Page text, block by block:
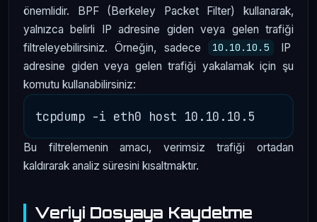
önemlidir. BPF (Berkeley Packet Filter) kullanarak,
yalnızca belirli IP adresine giden veya gelen trafiği
filtreleyebilirsiniz. Örneğin, sadece
10.10.10.5
IP
adresine giden veya gelen trafiği yakalamak için şu
komutu kullanabilirsiniz:
Bu filtrelemenin amacı, verimsiz trafiği ortadan
kaldırarak analiz süresini kısaltmaktır.
Veriyi Dosyaya Kaydetme